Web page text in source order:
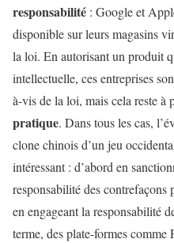
responsabilité : Google et
disponible sur leurs magasins
la loi. En autorisant un produit
intellectuelle, ces entreprises
à-vis de la loi, mais cela reste à
pratique. Dans tous les cas,
clone chinois d’un jeu
intéressant : d’abord en
responsabilité des
en engageant la responsabilité
terme, des plate-formes